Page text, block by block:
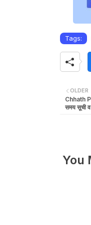
Tags:
OLDER
Chhath
समय सूची
You